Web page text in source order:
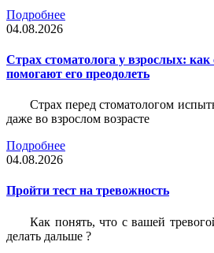
Подробнее
04.08.2026
Страх стоматолога у взрослых:
помогают его преодолеть
Страх перед стоматологом
даже во взрослом возрасте
Подробнее
04.08.2026
Пройти тест на тревожность
Как понять, что с вашей
делать дальше ?